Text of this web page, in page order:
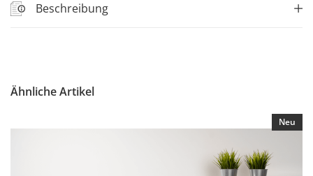
Beschreibung
Ähnliche Artikel
Neu